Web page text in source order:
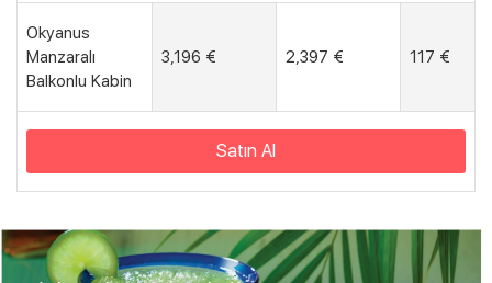
Okyanus
Manzaralı
Balkonlu Kabin
3,196 € 2,397 € 117 €
Satın Al